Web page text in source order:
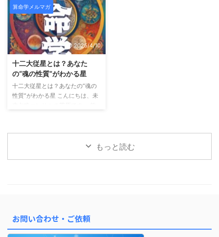
命」や「星の組み合わせ」を通し
て、 “どんな自分か”を知る方法を
お届けしてきました。 今回はそ
こから一歩踏み込み、「いつ動く
か？」という、 人生のタイミン
グの読み方＝運勢のリズムについ
てご紹介します。 運勢には“波”が
ある 算命学では、運の流れを大
きく2つに分けて見ます。 年運
（ねんうん）： 1年ごとのテー
算命学メルマガ
2025/4/10
十二大従星とは？あなた
の“魂の性質”がわかる星
十二大従星とは？あなたの“魂の
性質”がわかる星 こんにちは、未
行動パターンが変わるというお話
をしました。 今回はさらに深
表しています。 これが「十二大
従星」です。 この星を知ると、
もっと読む
お問い合わせ・ご依頼